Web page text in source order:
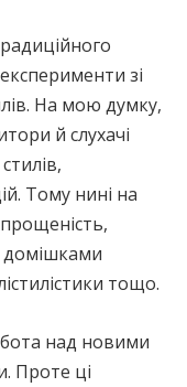
зі
На мою думку,
й слухачі
Тому нині на
домішками
тощо.
над новими
Проте ці